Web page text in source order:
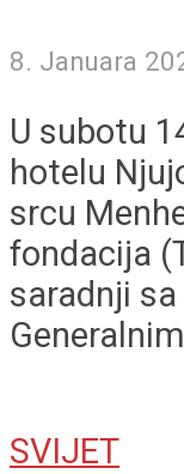
8. Januara
U subotu
hotelu
srcu
fondacija
saradnji sa
SVIJET